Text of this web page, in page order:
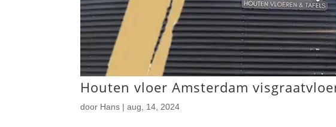
Houten vloer Amsterdam
door Hans |aug, 14, 2024